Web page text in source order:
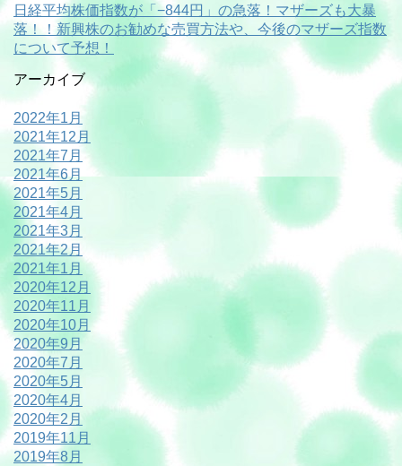
日経平均株価指数が「−844円」の急落！マザーズも大暴
落！！新興株のお勧めな売買方法や、今後のマザーズ指数
について予想！
アーカイブ
2022年1月
2021年12月
2021年7月
2021年6月
2021年5月
2021年4月
2021年3月
2021年2月
2021年1月
2020年12月
2020年11月
2020年10月
2020年9月
2020年7月
2020年5月
2020年4月
2020年2月
2019年11月
2019年8月